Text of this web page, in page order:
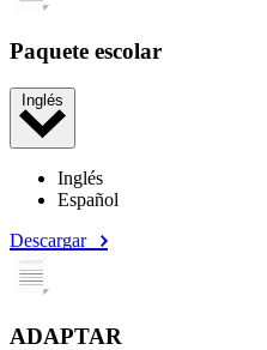
Paquete escolar
Inglés
Inglés
Español
Descargar
ADAPTAR